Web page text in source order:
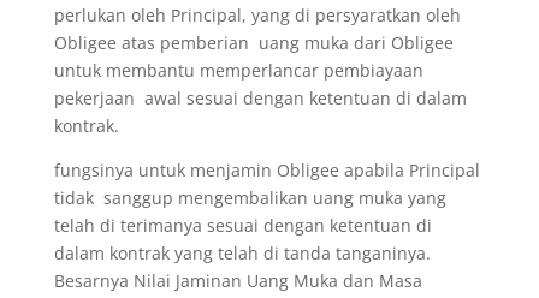
perlukan oleh Principal, yang di persyaratkan oleh
Obligee atas pemberian uang muka dari Obligee
untuk membantu memperlancar pembiayaan
pekerjaan awal sesuai dengan ketentuan di dalam
kontrak.
fungsinya untuk menjamin Obligee apabila Principal
tidak sanggup mengembalikan uang muka yang
telah di terimanya sesuai dengan ketentuan di
dalam kontrak yang telah di tanda tanganinya.
Besarnya Nilai Jaminan Uang Muka dan Masa